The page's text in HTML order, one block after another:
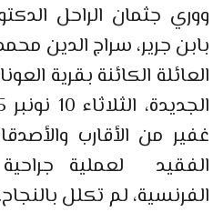
ووري جثمان الراحل
بابن جرير، سراج الدين
العائلة الكائنة بقرية
غفير من الأقارب
الفقيد لعملية
الفرنسية، لم تكلل بالنجاح.